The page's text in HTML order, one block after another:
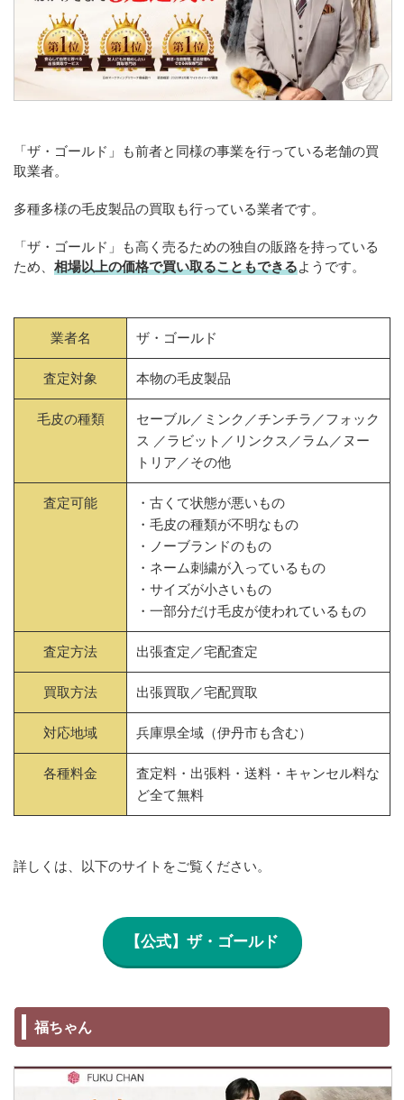
「ザ・ゴールド」も前者と同様の事業を行っている老舗の買
取業者。
多種多様の毛皮製品の買取も行っている業者です。
「ザ・ゴールド」も高く売るための独自の販路を持っている
ため、 相場以上の価格で買い取ることもできるようです。
業者名 ザ・ゴールド
査定対象 本物の毛皮製品
毛皮の種類
セーブル／ミンク／チンチラ／フォック
ス ／ラビット／リンクス／ラム／ヌー
トリア／その他
査定可能
・古くて状態が悪いもの
・毛皮の種類が不明なもの
・ノーブランドのもの
・ネーム刺繍が入っているもの
・サイズが小さいもの
・一部分だけ毛皮が使われているもの
査定方法 出張査定／宅配査定
買取方法 出張買取／宅配買取
対応地域 兵庫県全域（伊丹市も含む）
各種料金
査定料・出張料・送料・キャンセル料な
ど全て無料
詳しくは、以下のサイトをご覧ください。
【公式】ザ・ゴールド
福ちゃん